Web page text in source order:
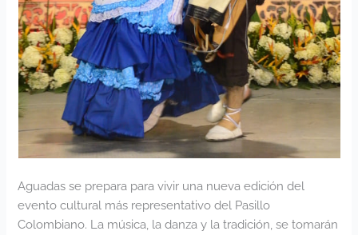
Aguadas se prepara para vivir una nueva edición del
evento cultural más representativo del Pasillo
Colombiano. La música, la danza y la tradición, se tomarán